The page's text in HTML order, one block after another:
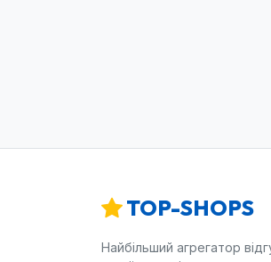
TOP-SHOPS
Найбільший агрегатор